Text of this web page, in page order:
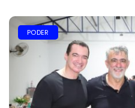
PODER